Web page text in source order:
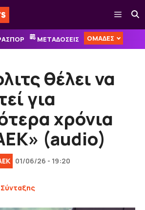
Μενού
ΜΕΤΑΔΟΣΕΙΣ ΟΜΑΔΕΣ
θέλει να
για
χρόνια
(audio)
01/06/26 - 19:20